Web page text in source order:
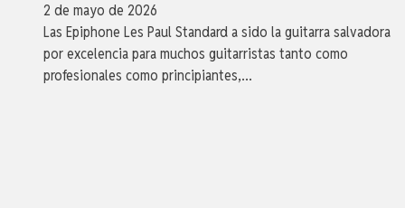
2 de mayo de 2026
Las Epiphone Les Paul Standard a sido la guitarra salvadora
por excelencia para muchos guitarristas tanto como
profesionales como principiantes,…